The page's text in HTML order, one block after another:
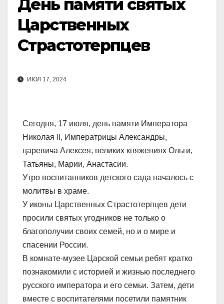
День памяти святых
Царственных
Страстотерпцев
ИЮЛ 17, 2024
Сегодня, 17 июля, день памяти Императора
Николая ll, Императрицы Александры,
царевича Алексея, великих княжениях Ольги,
Татьяны, Марии, Анастасии.
Утро воспитанников детского сада началось с
молитвы в храме.
У иконы Царственных Страстотерпцев дети
просили святых угодников не только о
благополучии своих семей, но и о мире и
спасении России.
В комнате-музее Царской семьи ребят кратко
познакомили с историей и жизнью последнего
русского императора и его семьи. Затем, дети
вместе с воспитателями посетили памятник